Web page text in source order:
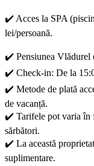
✔️ Acces la SPA
lei/persoană.
✔️ Pensiunea Vlădurel
✔️ Check-in: De la
✔️ Metode de plată
de vacanță.
✔️ Tarifele pot varia în
sărbători.
✔️ La această
suplimentare.